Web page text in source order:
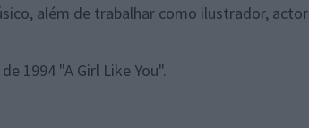
além de trabalhar como ilustrador, actor
1994 "A Girl Like You".